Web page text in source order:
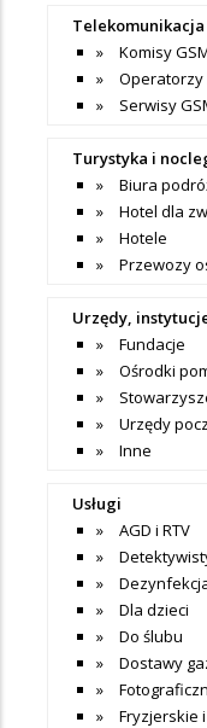
Telekomunikacja
Komisy
Serwisy
Turystyka i
Biura
Hotel dla
Hotele
Przewozy
Urzędy,
Fundacje
Ośrodki
Urzędy
Inne
Usługi
AGD i RTV
Dla dzieci
Do ślubu
Dostawy
Fryzjerskie